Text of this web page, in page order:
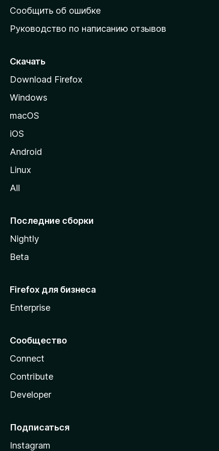
н
ю
т
а
н
у
M
i
l
Сообщить об ошибке
Руководство по написанию отзывов
Скачать
Download Firefox
Windows
macOS
iOS
Android
Linux
All
Последние сборки
Nightly
Beta
Firefox для бизнеса
Enterprise
Сообщество
Connect
Contribute
Developer
Подписаться
Instagram